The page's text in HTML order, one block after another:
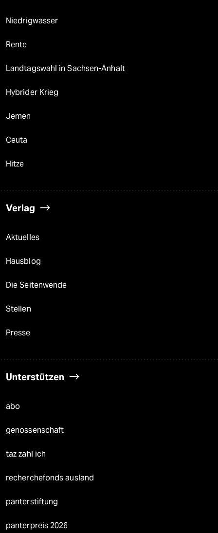
Niedrigwasser
Rente
Landtagswahl in Sachsen-Anhalt
Hybrider Krieg
Jemen
Ceuta
Hitze
Verlag
Aktuelles
Hausblog
Die Seitenwende
Stellen
Presse
Unterstützen
abo
genossenschaft
taz zahl ich
recherchefonds ausland
panterstiftung
panterpreis 2026